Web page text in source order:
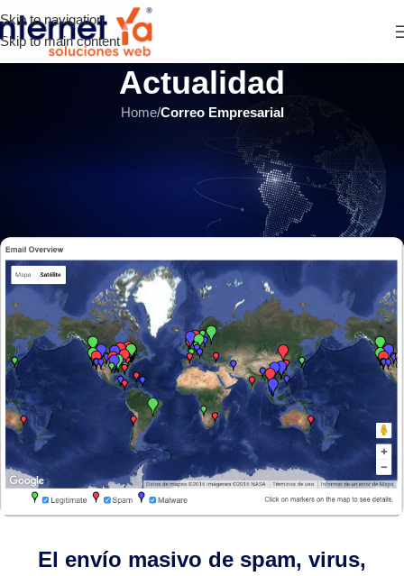
Skip to navigation
Skip to main content
Actualidad
Home/Correo Empresarial
ÚLTIMOS ARTÍCULOS
Administración de servidores de
correo: ¿Qué es SenderBase?
INTERNET YA Soluciones Web el 22 septiembre, 2018
El envío masivo de spam, virus,